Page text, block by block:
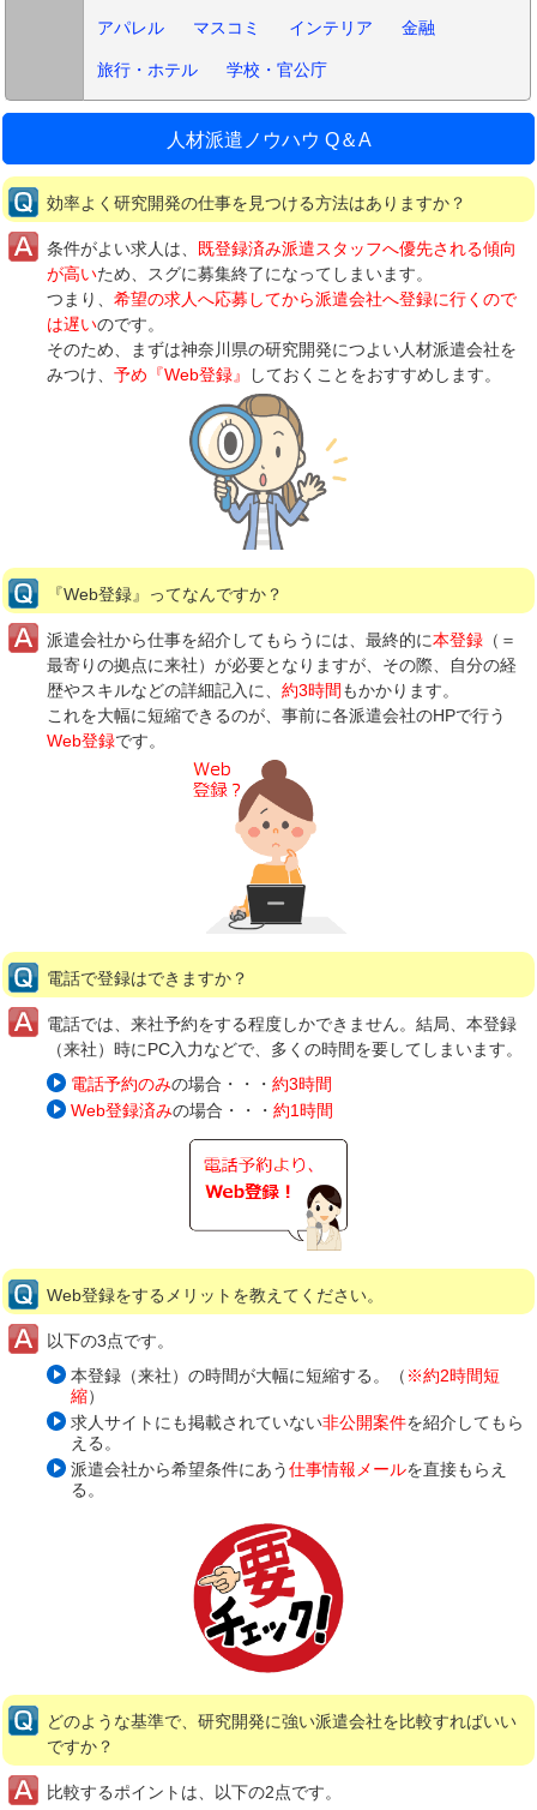
アパレル マスコミ インテリア 金融
旅行・ホテル 学校・官公庁
人材派遣ノウハウ Q＆A
効率よく研究開発の仕事を見つける方法はありますか？
条件がよい求人は、
既登録済み派遣スタッフへ優先される傾向
が高いため、スグに募集終了になってしまいます。
つまり、 希望の求人へ応募してから派遣会社へ登録に行くので
は遅いのです。
そのため、まずは神奈川県の研究開発につよい人材派遣会社を
みつけ、 予め『Web登録』 しておくことをおすすめします。
『Web登録』ってなんですか？
派遣会社から仕事を紹介してもらうには、最終的に本登録 （＝
最寄りの拠点に来社）が必要となりますが、その際、自分の経
歴やスキルなどの詳細記入に、 約3時間もかかります。
これを大幅に短縮できるのが、事前に各派遣会社のHPで行う
Web登録です。
電話で登録はできますか？
電話では、来社予約をする程度しかできません。結局、本登録
（来社）時にPC入力などで、多くの時間を要してしまいます。
電話予約のみの場合・・・ 約3時間
Web登録済みの場合・・・ 約1時間
Web登録をするメリットを教えてください。
以下の3点です。
本登録（来社）の時間が大幅に短縮する。（ ※約2時間短
縮）
求人サイトにも掲載されていない非公開案件を紹介してもら
える。
派遣会社から希望条件にあう仕事情報メールを直接もらえ
る。
どのような基準で、研究開発に強い派遣会社を比較すればいい
ですか？
比較するポイントは、以下の2点です。